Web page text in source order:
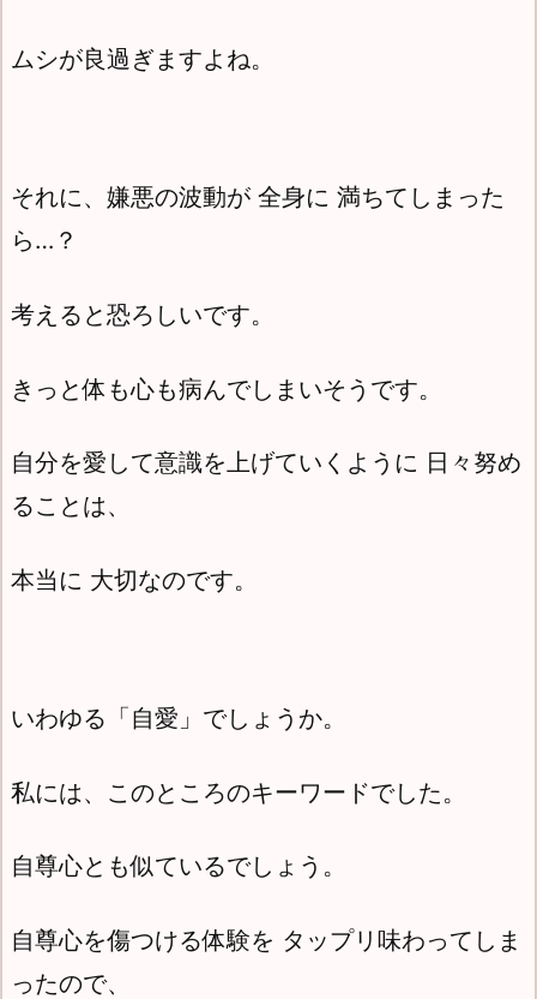
ムシが良過ぎますよね。
それに、嫌悪の波動が 全身に 満ちてしまった
ら…？
考えると恐ろしいです。
きっと体も心も病んでしまいそうです。
自分を愛して意識を上げていくように 日々努め
ることは、
本当に 大切なのです。
いわゆる「自愛」でしょうか。
私には、このところのキーワードでした。
自尊心とも似ているでしょう。
自尊心を傷つける体験を タップリ味わってしま
ったので、